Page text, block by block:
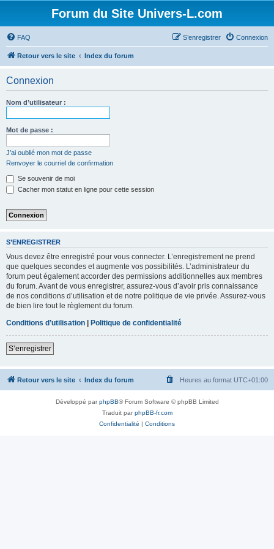
Forum du Site Univers-L.com
FAQ Connexion
S’enregistrer
Retour vers le site Index du forum
Connexion
Nom d’utilisateur :
Mot de passe :
J’ai oublié mon mot de passe
Renvoyer le courriel de confirmation
Se souvenir de moi
Cacher mon statut en ligne pour cette session
S’ENREGISTRER
Vous devez être enregistré pour vous connecter. L’enregistrement ne prend
que quelques secondes et augmente vos possibilités. L’administrateur du
forum peut également accorder des permissions additionnelles aux membres
du forum. Avant de vous enregistrer, assurez-vous d’avoir pris connaissance
de nos conditions d’utilisation et de notre politique de vie privée. Assurez-vous
de bien lire tout le règlement du forum.
Conditions d’utilisation | Politique de confidentialité
S’enregistrer
Retour vers le site Index du forum Heures au format UTC+01:00
Développé parphpBB® Forum Software © phpBB Limited
Traduit parphpBB-fr.com
Confidentialité | Conditions